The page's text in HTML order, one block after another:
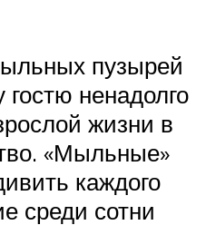
пузырей
ненадолго
жизни в
«Мыльные»
каждого
среди сотни